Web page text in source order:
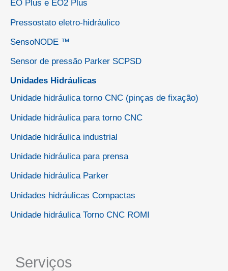
EO Plus e EO2 Plus
Pressostato eletro-hidráulico
SensoNODE ™
Sensor de pressão Parker SCPSD
Unidades Hidráulicas
Unidade hidráulica torno CNC (pinças de fixação)
Unidade hidráulica para torno CNC
Unidade hidráulica industrial
Unidade hidráulica para prensa
Unidade hidráulica Parker
Unidades hidráulicas Compactas
Unidade hidráulica Torno CNC ROMI
Serviços